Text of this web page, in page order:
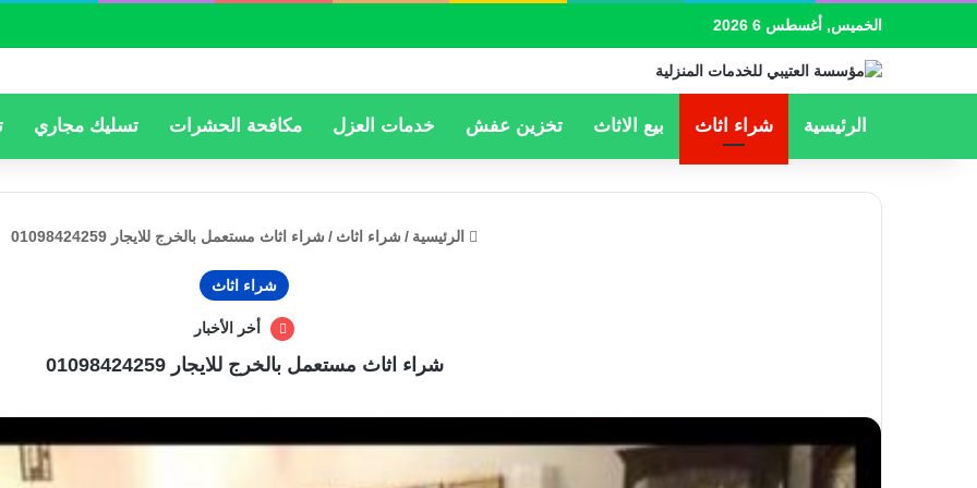
الخميس, أغسطس 6 2026
الرئيسية شراء اثاث بيع الاثاث تخزين عفش خدمات العزل مكافحة الحشرات تسليك مجاري
الرئيسية / شراء اثاث / شراء اثاث مستعمل بالخرج للايجار 01098424259
شراء اثاث
أخر الأخبار
شراء اثاث مستعمل بالخرج للايجار 01098424259